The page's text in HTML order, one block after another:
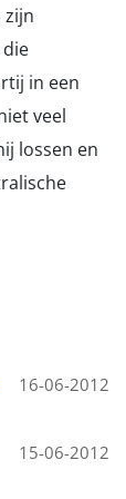
zijn
in een
veel
lossen en
16-06-2012
15-06-2012